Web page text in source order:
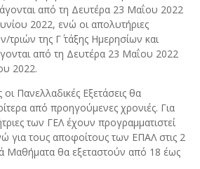
από τη Δευτέρα 23 Μαΐου 2022
2022, ενώ οι απολυτήριες
τριών της Γ΄ τάξης Ημερησίων και
από τη Δευτέρα 23 Μαΐου 2022
2022.
οι Πανελλαδικές Εξετάσεις θα
από προηγούμενες χρονιές. Για
των ΓΕΛ έχουν προγραμματιστεί
για τους αποφοίτους των ΕΠΑΛ στις 2
Μαθήματα θα εξεταστούν από 18 έως